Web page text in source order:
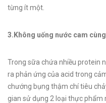
từng ít một.
3.Không uống nước cam
Trong sữa chứa nhiều protein
ra phản ứng của acid trong
chướng bụng thậm chí tiêu
gian sử dụng 2 loại thực phẩm